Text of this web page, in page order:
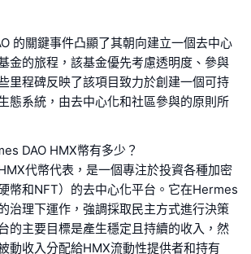
的關鍵事件凸顯了其朝向建立一個去中心
金的旅程，該基金優先考慮透明度、參與
里程碑反映了該項目致力於創建一個可持
態系統，由去中心化和社區參與的原則所
DAO HMX幣有多少？
代幣代表，是一個專注於投資各種加密
幣和NFT）的去中心化平台。它在Hermes
治理下運作，強調採取民主方式進行決策
的主要目標是產生穩定且持續的收入，然
動收入分配給HMX流動性提供者和持有